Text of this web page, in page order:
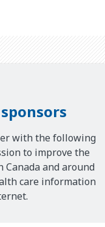
with the following
to improve the
and around
care information